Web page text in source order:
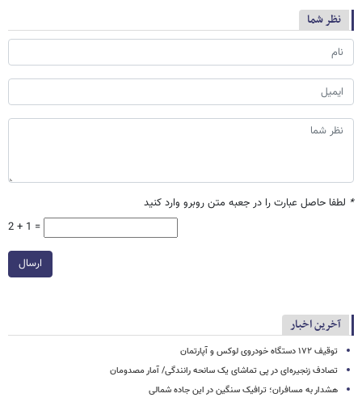
نظر شما
* لطفا حاصل عبارت را در جعبه متن روبرو وارد کنید
2 + 1 =
ارسال
آخرین اخبار
توقیف ۱۷۲ دستگاه خودروی لوکس و آپارتمان
تصادف زنجیره‌ای در پی تماشای یک سانحه رانندگی/ آمار مصدومان
هشدار به مسافران؛ ترافیک سنگین در این جاده شمالی